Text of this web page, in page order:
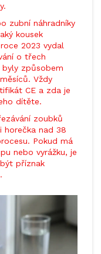
zubní náhradníky
kousek
2023 vydal
o třech
způsobem
Vždy
CE a zda je
dítěte.
zoubků
horečka nad 38
Pokud má
nebo vyrážku, je
příznak